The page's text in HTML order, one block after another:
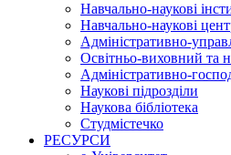
Навчально-наукові
Навчально-наукові
Адміністративно-
Освітньо-виховний та
Адміністративно-
Наукові підрозділи
Наукова бібліотека
Студмістечко
РЕСУРСИ